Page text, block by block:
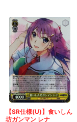
【SR仕様(U)】食いしん
坊ガンマン レナ